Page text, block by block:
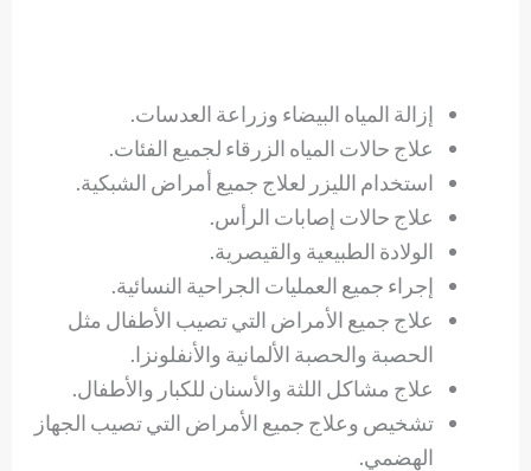
إزالة المياه البيضاء وزراعة العدسات.
علاج حالات المياه الزرقاء لجميع الفئات.
استخدام الليزر لعلاج جميع أمراض الشبكية.
علاج حالات إصابات الرأس.
الولادة الطبيعية والقيصرية.
إجراء جميع العمليات الجراحية النسائية.
علاج جميع الأمراض التي تصيب الأطفال مثل
الحصبة والحصبة الألمانية والأنفلونزا.
علاج مشاكل اللثة والأسنان للكبار والأطفال.
تشخيص وعلاج جميع الأمراض التي تصيب الجهاز
الهضمي.